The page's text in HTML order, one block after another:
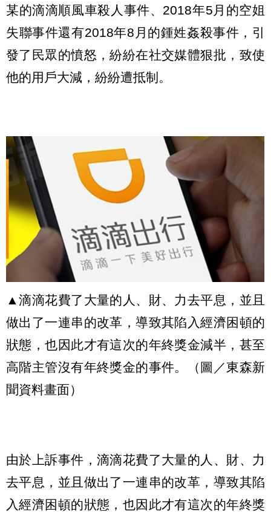
某的滴滴順風車殺人事件、2018年5月的空姐
失聯事件還有2018年8月的鍾姓姦殺事件，引
發了民眾的憤怒，紛紛在社交媒體狠批，致使
他的用戶大減，紛紛遭抵制。
▲滴滴花費了大量的人、財、力去平息，並且
做出了一連串的改革，導致其陷入經濟困頓的
狀態，也因此才有這次的年終獎金減半，甚至
高階主管沒有年終獎金的事件。（圖／東森新
聞資料畫面）
由於上訴事件，滴滴花費了大量的人、財、力
去平息，並且做出了一連串的改革，導致其陷
入經濟困頓的狀態，也因此才有這次的年終獎